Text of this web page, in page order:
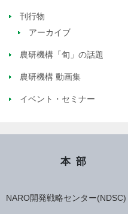
刊行物
アーカイブ
農研機構「旬」の話題
農研機構 動画集
イベント・セミナー
本部
NARO開発戦略センター(NDSC)